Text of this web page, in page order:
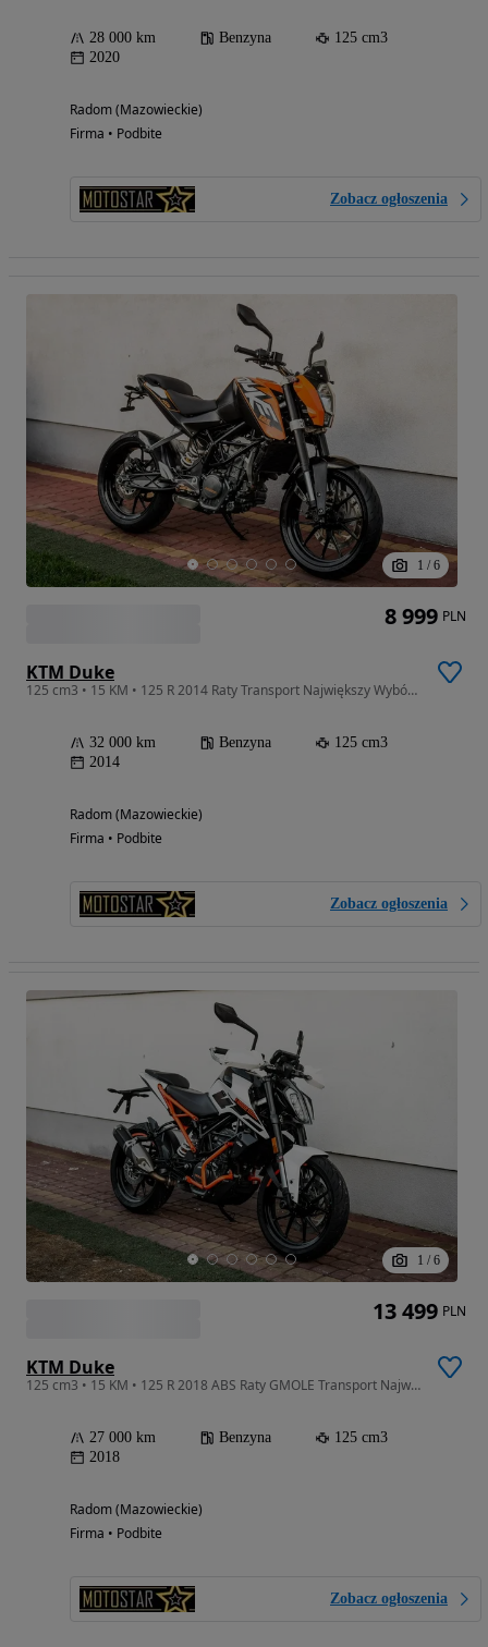
28 000 km Benzyna
125 cm3
2020
Radom (Mazowieckie)
Firma • Podbite
Zobacz ogłoszenia
1 / 6
KTM Duke
125 cm3 • 15 KM • 125 R 2014 Raty Transport Największy Wybór Moto 125 W POLSCE
32 000 km Benzyna
125 cm3
2014
Radom (Mazowieckie)
Firma • Podbite
Zobacz ogłoszenia
8 999 PLN
1 / 6
KTM Duke
125 cm3 • 15 KM • 125 R 2018 ABS Raty GMOLE Transport Największy Wybór Moto 125 W PL
27 000 km Benzyna
125 cm3
2018
Radom (Mazowieckie)
Firma • Podbite
Zobacz ogłoszenia
13 499 PLN